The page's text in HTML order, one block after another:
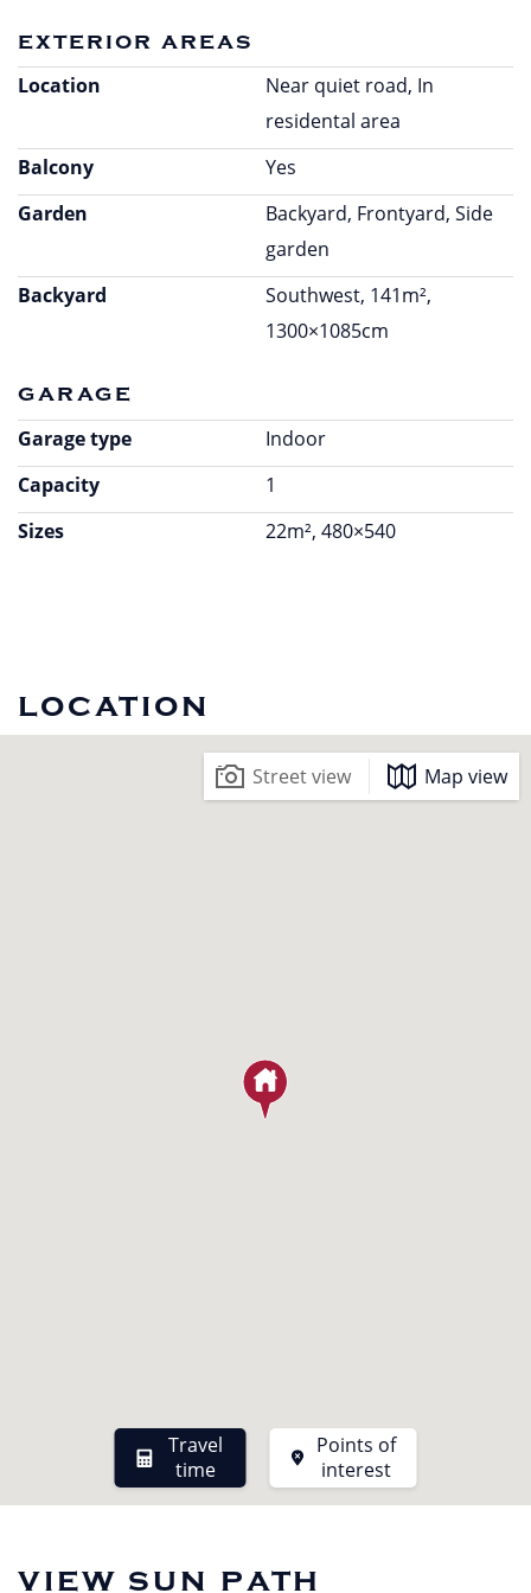
exterior areas
Location
Near quiet road, In
residental area
Balcony
Yes
Garden
Backyard, Frontyard, Side
garden
Backyard
Southwest, 141m²,
1300×1085cm
garage
Garage type
Indoor
Capacity
1
Sizes
22m², 480×540
location
Street view Map view
Travel
time
Points of
interest
view sun path